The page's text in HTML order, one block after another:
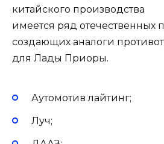
китайского производства
имеется ряд отечественных
создающих аналоги
для Лады Приоры.
Аутомотив лайтинг;
Луч;